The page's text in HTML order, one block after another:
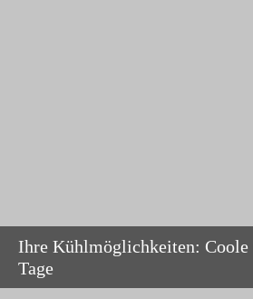
Ihre Kühlmöglichkeiten: Coole
Tage